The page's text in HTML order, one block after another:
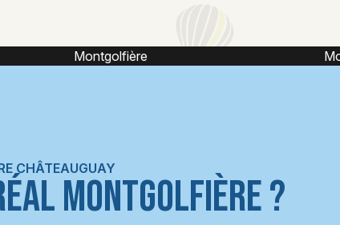
Montgolfière captive
CHÂTEAUGUAY
MONTGOLFIÈRE ?